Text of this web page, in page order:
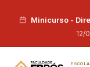
Minicurso -
12/